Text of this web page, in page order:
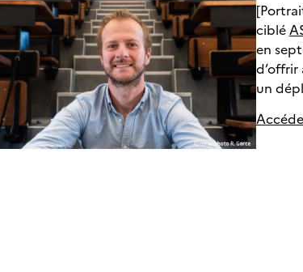
ciblé
en
un